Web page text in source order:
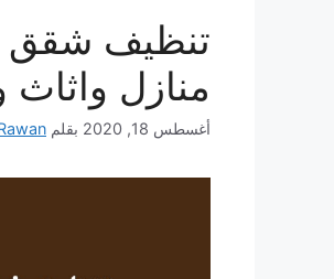
منازل
أغسطس 18, 2020 بقلم